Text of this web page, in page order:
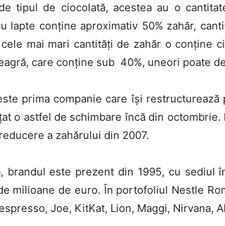
tipul de ciocolată, acestea au o
lapte conţine aproximativ 50% zahăr,
mai mari cantităţi de zahăr o conţine
care conţine sub 40%, uneori poate
prima companie care îşi
o astfel de schimbare încă din
a zahărului din 2007.
brandul este prezent din 1995, cu sediul
milioane de euro. În portofoliul Nestle
Joe, KitKat, Lion, Maggi, Nirvana,